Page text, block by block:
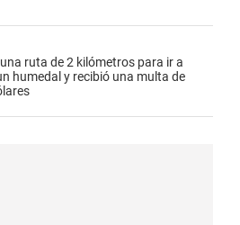
ruta de 2 kilómetros para ir a
humedal y recibió una multa de